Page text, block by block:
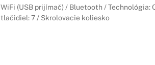
WiFi (USB prijímač) / Bluetooth / Technológia:
tlačidiel: 7 / Skrolovacie koliesko